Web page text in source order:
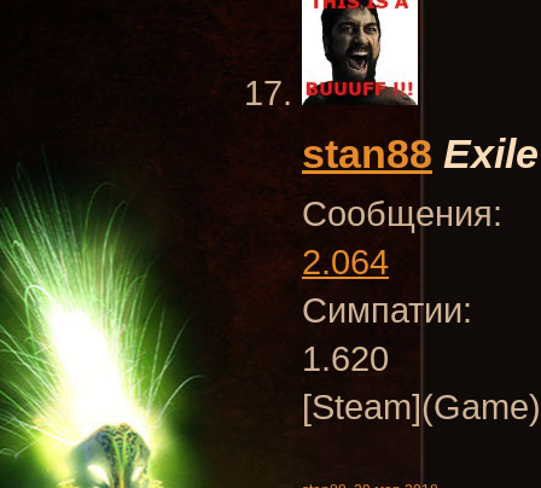
stan88 Exile
Сообщения:
2.064
Симпатии:
1.620